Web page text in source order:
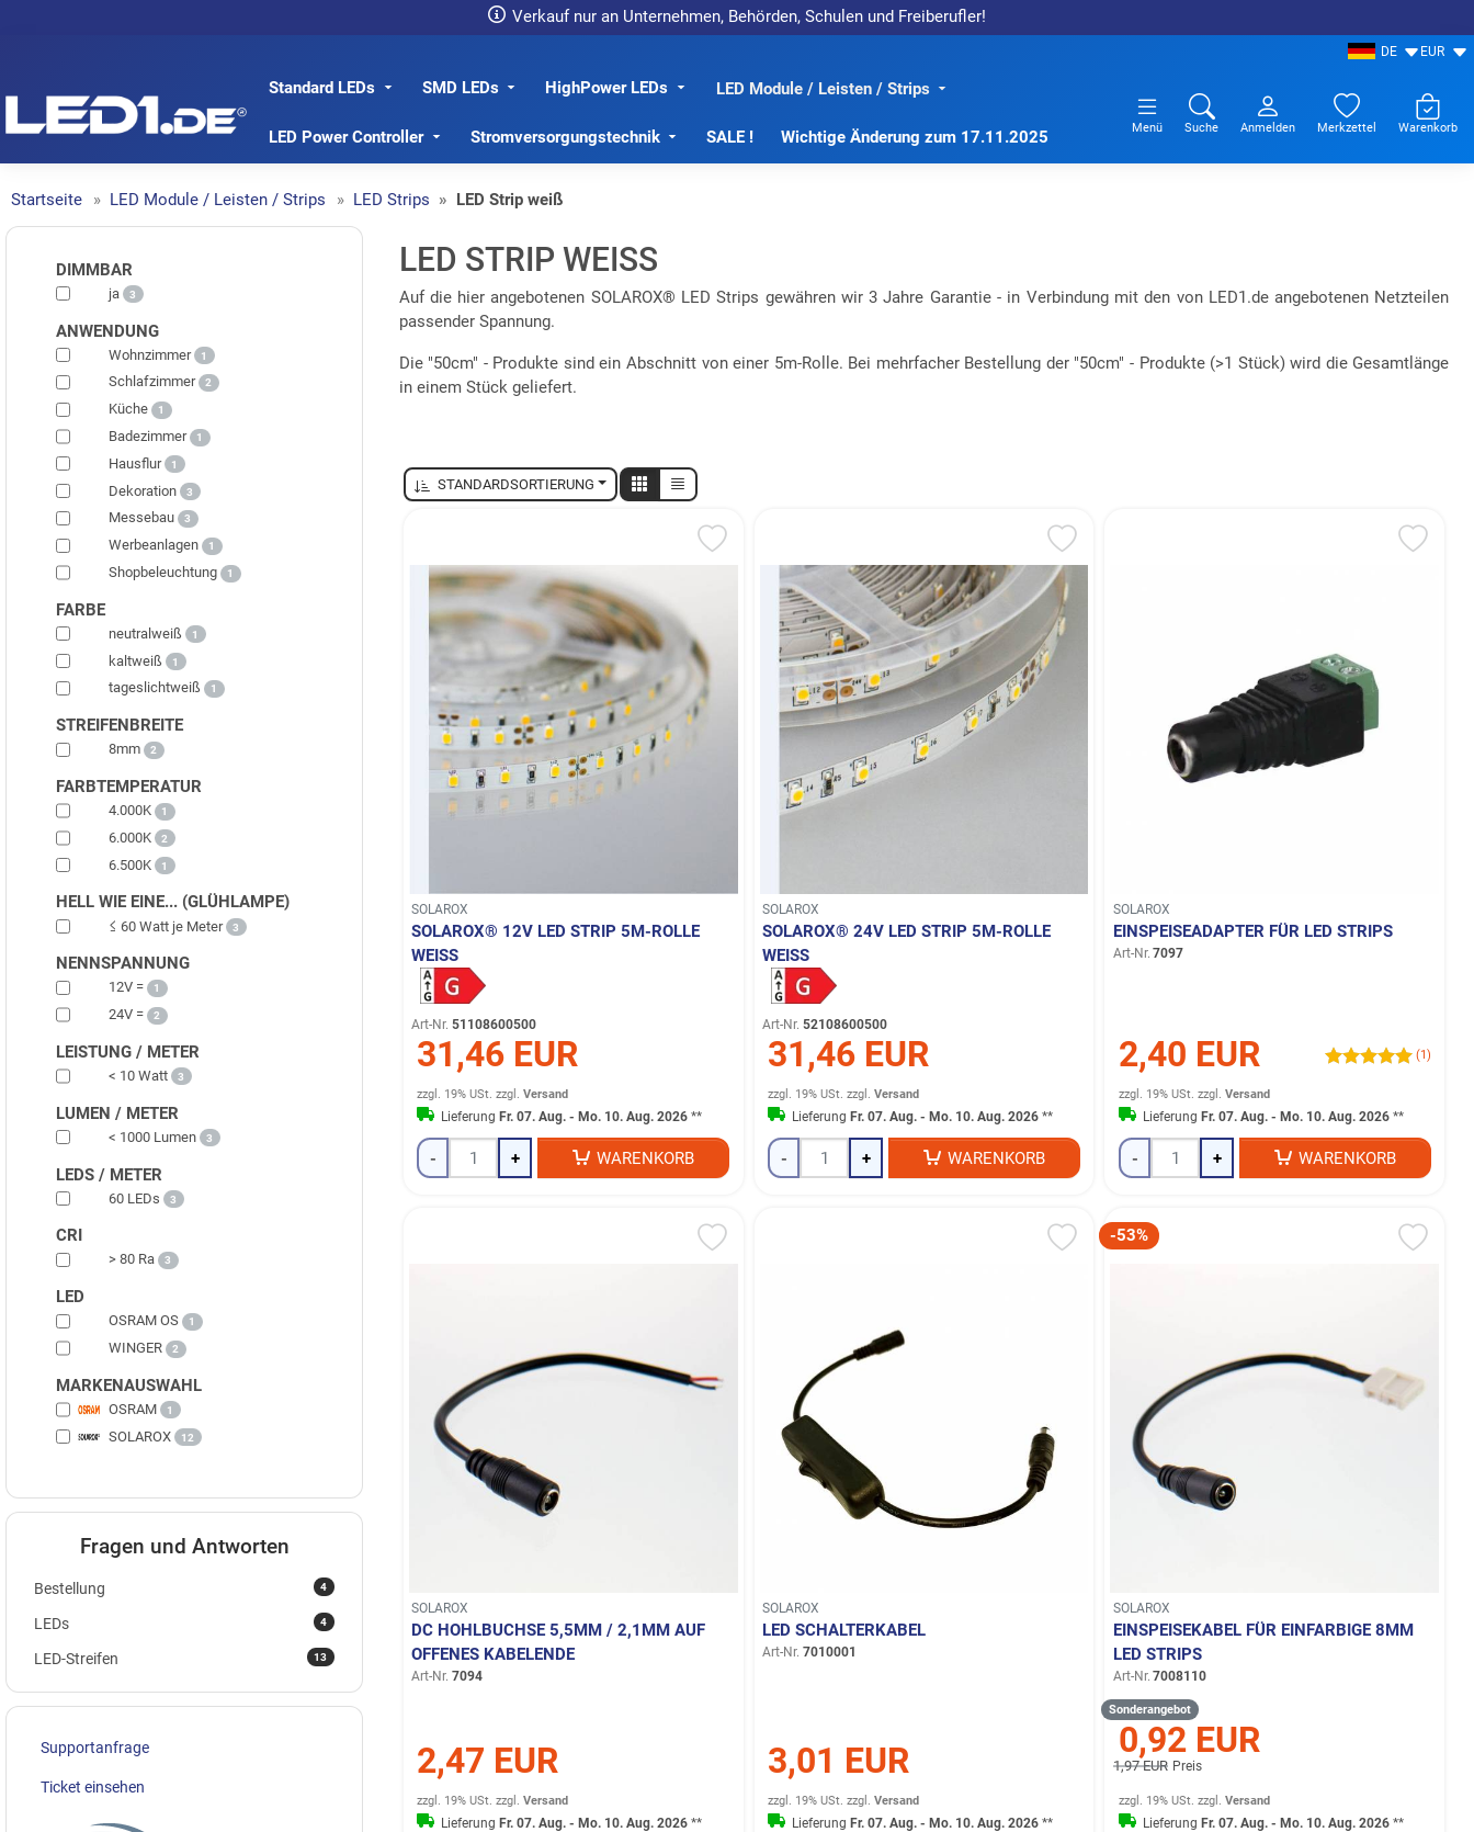
Verkauf nur an Unternehmen, Behörden, Schulen und Freiberufler!
DE EUR
LED1.de® - Fachhandel
Standard LEDs SMD LEDs HighPower LEDs LED Module / Leisten / Strips
LED Power Controller Stromversorgungstechnik SALE ! Wichtige Änderung zum 17.11.2025 Menü Suche Anmelden Merkzettel Warenkorb
Startseite LED Module / Leisten / Strips LED Strips LED Strip weiß
LED STRIP WEISS
Auf die hier angebotenen SOLAROX® LED Strips gewähren wir 3 Jahre Garantie - in Verbindung mit den von LED1.de angebotenen Netzteilen
passender Spannung.
Die "50cm" - Produkte sind ein Abschnitt von einer 5m-Rolle. Bei mehrfacher Bestellung der "50cm" - Produkte (>1 Stück) wird die Gesamtlänge
in einem Stück geliefert.
STANDARDSORTIERUNG
SOLAROX
SOLAROX® 12V LED STRIP 5M-ROLLE
WEISS
Art-Nr. 51108600500
31,46 EUR
zzgl. 19% USt. zzgl.Versand
Lieferung Fr. 07. Aug. - Mo. 10. Aug. 2026 **
- + WARENKORB
SOLAROX
SOLAROX® 24V LED STRIP 5M-ROLLE
WEISS
Art-Nr. 52108600500
31,46 EUR
zzgl. 19% USt. zzgl.Versand
Lieferung Fr. 07. Aug. - Mo. 10. Aug. 2026 **
- + WARENKORB
SOLAROX
EINSPEISEADAPTER FÜR LED STRIPS
Art-Nr. 7097
2,40 EUR (1)
zzgl. 19% USt. zzgl. Versand
Lieferung Fr. 07. Aug. - Mo. 10. Aug. 2026**
- + WARENKORB
SOLAROX
DC HOHLBUCHSE 5,5MM / 2,1MM AUF
OFFENES KABELENDE
Art-Nr. 7094
2,47 EUR
zzgl. 19% USt. zzgl.Versand
Lieferung Fr. 07. Aug. - Mo. 10. Aug. 2026 **
SOLAROX
LED SCHALTERKABEL
Art-Nr. 7010001
3,01 EUR
zzgl. 19% USt. zzgl.Versand
Lieferung Fr. 07. Aug. - Mo. 10. Aug. 2026 **
-53%
SOLAROX
EINSPEISEKABEL FÜR EINFARBIGE 8MM
LED STRIPS
Art-Nr. 7008110
Sonderangebot
0,92 EUR
1,97 EUR Preis
zzgl. 19% USt. zzgl. Versand
Lieferung Fr. 07. Aug. - Mo. 10. Aug. 2026**
DIMMBAR
ja 3
ANWENDUNG
Wohnzimmer 1
Schlafzimmer 2
Küche 1
Badezimmer 1
Hausflur 1
Dekoration 3
Messebau 3
Werbeanlagen 1
Shopbeleuchtung 1
FARBE
neutralweiß 1
kaltweiß 1
tageslichtweiß 1
STREIFENBREITE
8mm 2
FARBTEMPERATUR
4.000K 1
6.000K 2
6.500K 1
HELL WIE EINE... (GLÜHLAMPE)
≤ 60 Watt je Meter 3
NENNSPANNUNG
12V = 1
24V = 2
LEISTUNG / METER
< 10 Watt 3
LUMEN / METER
< 1000 Lumen 3
LEDS / METER
60 LEDs 3
CRI
> 80 Ra 3
LED
OSRAM OS 1
WINGER 2
MARKENAUSWAHL
OSRAM 1
SOLAROX 12
Fragen und Antworten
4
Bestellung
4
LEDs
13
LED-Streifen
Supportanfrage
Ticket einsehen